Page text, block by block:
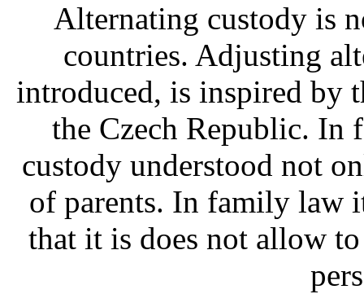
Alternating custody is
countries. Adjusting
introduced, is inspired by
the Czech Republic. In
custody understood not
of parents. In family law
that it is does not allow